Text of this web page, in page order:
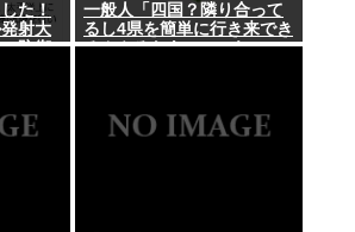
た！
射大
防衛
一般人「四国？隣り合って
るし4県を簡単に行き来でき
るんやろなあ」←これwww